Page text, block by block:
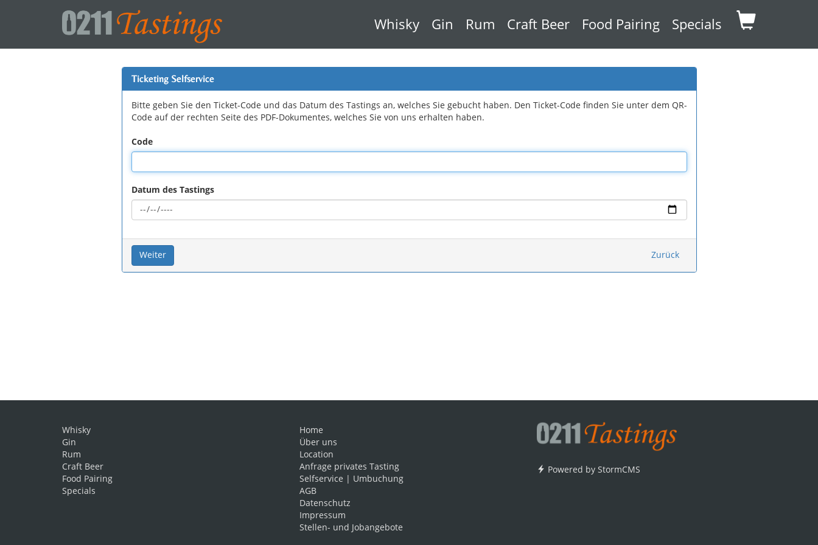
Whisky Gin Rum Craft Beer Food Pairing Specials
Ticketing Selfservice
Bitte geben Sie den Ticket-Code und das Datum des Tastings an, welches Sie gebucht haben. Den Ticket-Code finden Sie unter dem QR-
Code auf der rechten Seite des PDF-Dokumentes, welches Sie von uns erhalten haben.
Code
Datum des Tastings
Weiter Zurück
Whisky
Gin
Rum
Craft Beer
Food Pairing
Specials
Home
Über uns
Location
Anfrage privates Tasting
Selfservice | Umbuchung
AGB
Datenschutz
Impressum
Stellen- und Jobangebote
Powered by StormCMS